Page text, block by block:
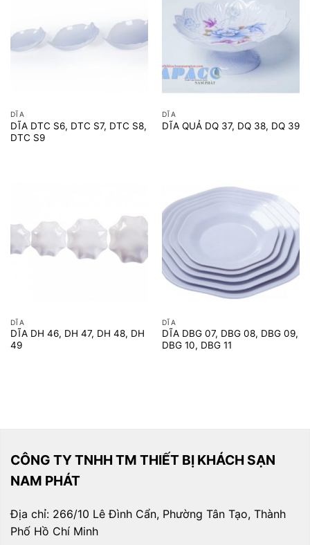
DĨA
DĨA DTC S6, DTC S7, DTC S8,
DTC S9
DĨA
DĨA QUẢ DQ 37, DQ 38, DQ 39
DĨA
DĨA DH 46, DH 47, DH 48, DH
49
DĨA
DĨA DBG 07, DBG 08, DBG 09,
DBG 10, DBG 11
CÔNG TY TNHH TM THIẾT BỊ KHÁCH SẠN
NAM PHÁT
Địa chỉ: 266/10 Lê Đình Cẩn, Phường Tân Tạo, Thành
Phố Hồ Chí Minh